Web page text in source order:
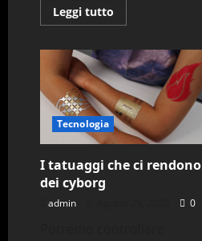
Leggi tutto
di
Incredibili
viaggi
in
mondi
paralleli
2/2
Tecnologia
I tatuaggi che ci rendono
dei cyborg
admin 0